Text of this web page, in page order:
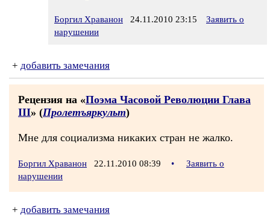
Боргил Храванон 24.11.2010 23:15
Заявить о
нарушении
+ добавить замечания
Рецензия на «Поэма Часовой Революции Глава
III» (Пролетъяркульт)
Мне для социализма никаких стран не жалко.
Боргил Храванон 22.11.2010 08:39 •
Заявить о
нарушении
+ добавить замечания